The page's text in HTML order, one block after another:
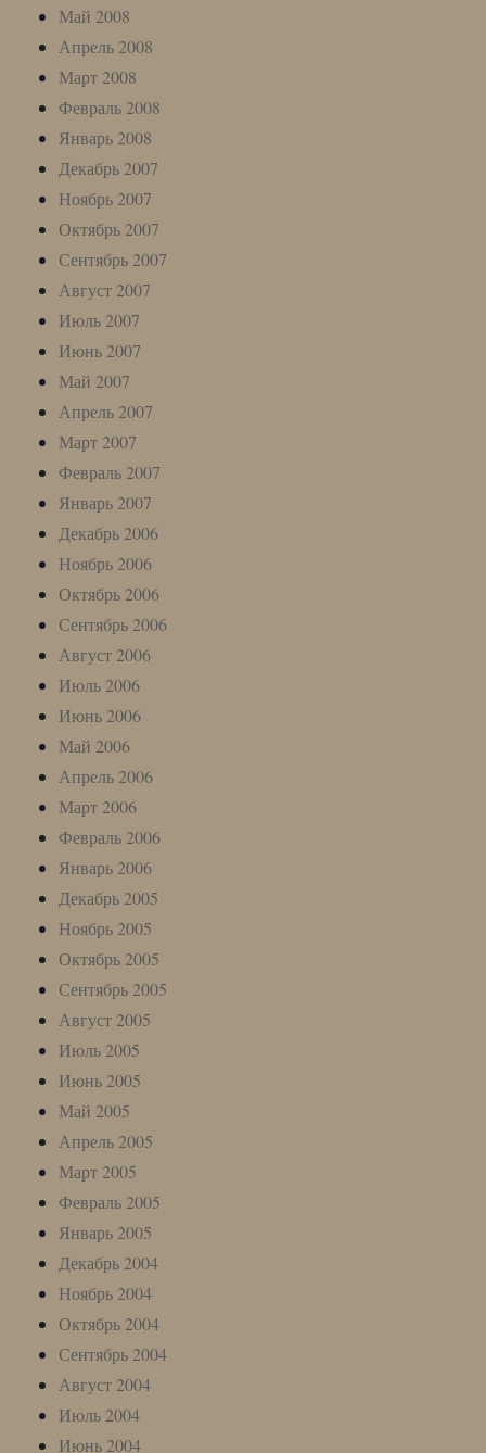
Май 2008
Апрель 2008
Март 2008
Февраль 2008
Январь 2008
Декабрь 2007
Ноябрь 2007
Октябрь 2007
Сентябрь 2007
Август 2007
Июль 2007
Июнь 2007
Май 2007
Апрель 2007
Март 2007
Февраль 2007
Январь 2007
Декабрь 2006
Ноябрь 2006
Октябрь 2006
Сентябрь 2006
Август 2006
Июль 2006
Июнь 2006
Май 2006
Апрель 2006
Март 2006
Февраль 2006
Январь 2006
Декабрь 2005
Ноябрь 2005
Октябрь 2005
Сентябрь 2005
Август 2005
Июль 2005
Июнь 2005
Май 2005
Апрель 2005
Март 2005
Февраль 2005
Январь 2005
Декабрь 2004
Ноябрь 2004
Октябрь 2004
Сентябрь 2004
Август 2004
Июль 2004
Июнь 2004